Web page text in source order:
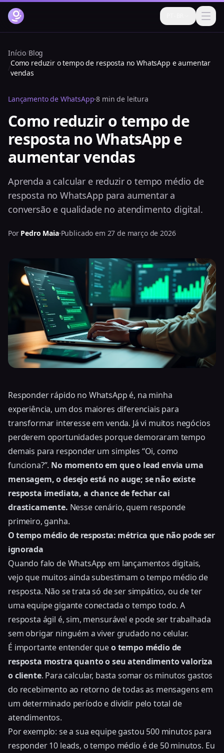
Funcionalidades
Blog
Ajuda
Login
Testar grátis agora
Início/Blog
/
Como reduzir o tempo de resposta no WhatsApp e aumentar
vendas
Lançamento de WhatsApp·8 min de leitura
Como reduzir o tempo de
resposta no WhatsApp e
aumentar vendas
Aprenda a calcular e reduzir o tempo médio de
resposta no WhatsApp para aumentar a
conversão e qualidade no atendimento digital.
Por Pedro Maia·Publicado em 27 de março de 2026
Responder rápido no WhatsApp é, na minha
experiência, um dos maiores diferenciais para
transformar interesse em venda. Já vi muitos negócios
perderem oportunidades porque demoraram tempo
demais para responder um simples “Oi, como
funciona?”. No momento em que o lead envia uma
mensagem, o desejo está no auge; se não existe
resposta imediata, a chance de fechar cai
drasticamente. Nesse cenário, quem responde
primeiro, ganha.
O tempo médio de resposta: métrica que não pode ser
ignorada
Quando falo de WhatsApp em lançamentos digitais,
vejo que muitos ainda subestimam o tempo médio de
resposta. Não se trata só de ser simpático, ou de ter
uma equipe gigante conectada o tempo todo. A
resposta ágil é, sim, mensurável e pode ser trabalhada
sem obrigar ninguém a viver grudado no celular.
É importante entender queo tempo médio de
resposta mostra quanto o seu atendimento valoriza
o cliente. Para calcular, basta somar os minutos gastos
do recebimento ao retorno de todas as mensagens em
um determinado período e dividir pelo total de
atendimentos.
Por exemplo: se a sua equipe gastou 500 minutos para
responder 10 leads, o tempo médio é de 50 minutos. Eu